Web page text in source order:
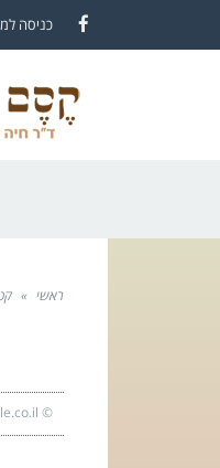
Facebook
כניסה
ראשי »
©